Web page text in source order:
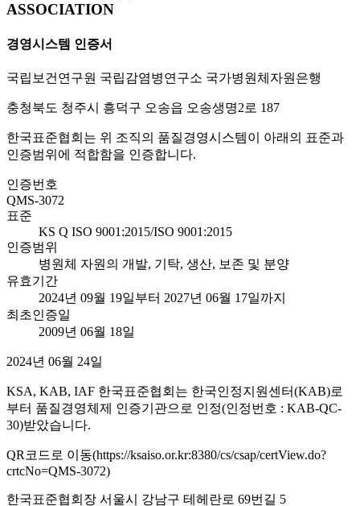
ASSOCIATION
경영시스템 인증서
국립보건연구원 국립감염병연구소 국가병원체자원은행
충청북도 청주시 흥덕구 오송읍 오송생명2로 187
한국표준협회는 위 조직의 품질경영시스템이 아래의 표준과
인증범위에 적합함을 인증합니다.
인증번호
QMS-3072
표준
KS Q ISO 9001:2015/ISO 9001:2015
인증범위
병원체 자원의 개발, 기탁, 생산, 보존 및 분양
유효기간
2024년 09월 19일부터 2027년 06월 17일까지
최초인증일
2009년 06월 18일
2024년 06월 24일
KSA, KAB, IAF 한국표준협회는 한국인정지원센터(KAB)로
부터 품질경영체제 인증기관으로 인정(인정번호 : KAB-QC-
30)받았습니다.
QR코드로 이동(https://ksaiso.or.kr:8380/cs/csap/certView.do?
crtcNo=QMS-3072)
한국표준협회장 서울시 강남구 테헤란로 69번길 5